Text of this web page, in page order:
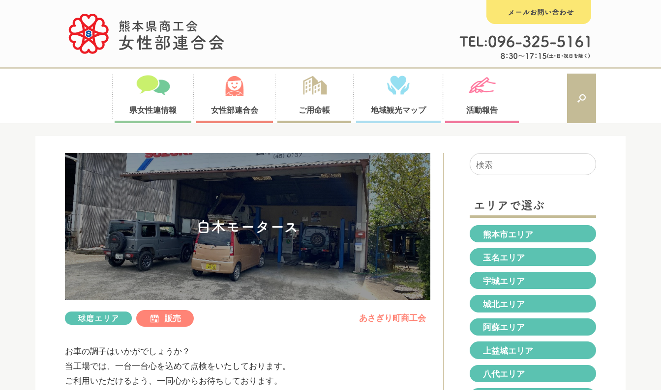
県女性連情報 女性部連合会 ご用命帳 地域観光マップ 活動報告
コ
へ
ス
キ
ッ
プ
白木モータース
球磨エリア 販売 あさぎり町商工会
お車の調子はいかがでしょうか？
当工場では、一台一台心を込めて点検をいたしております。
ご利用いただけるよう、一同心からお待ちしております。
検
索
エリアで選ぶ
熊本市エリア
玉名エリア
宇城エリア
城北エリア
阿蘇エリア
上益城エリア
八代エリア